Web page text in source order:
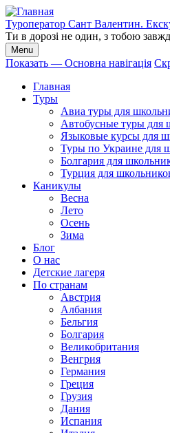
Перейти
к
основному
содержанию
Туроператор Сант Валентин.
Ти в дорозі не один, з тобою
Menu
Основна
навігація
Показать — Основна навігація
Главная
Туры
Авиа туры для
Автобусные туры для
Языковые курсы для
Туры по Украине для
Болгария для
Турция для
Каникулы
Весна
Лето
Осень
Зима
Блог
О нас
Детские лагеря
По странам
Австрия
Албания
Бельгия
Болгария
Великобритания
Венгрия
Германия
Греция
Грузия
Дания
Испания